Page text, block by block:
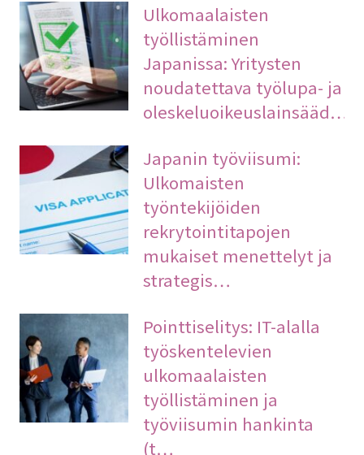
Ulkomaalaisten
työllistäminen
Japanissa: Yritysten
noudatettava työlupa- ja
oleskeluoikeuslainsääd…
Japanin työviisumi:
Ulkomaisten
työntekijöiden
rekrytointitapojen
mukaiset menettelyt ja
strategis…
Pointtiselitys: IT-alalla
työskentelevien
ulkomaalaisten
työllistäminen ja
työviisumin hankinta
(t…